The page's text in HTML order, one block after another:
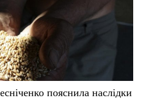
пояснила наслідки